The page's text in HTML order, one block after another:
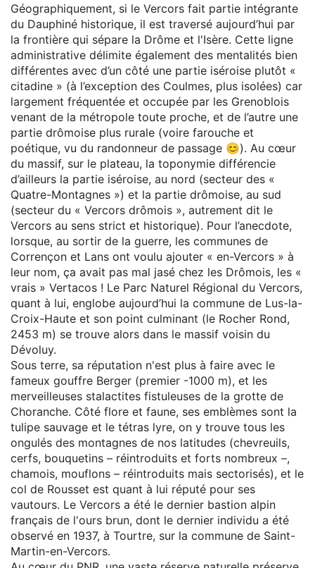
Géographiquement, si le Vercors fait partie intégrante
du Dauphiné historique, il est traversé aujourd’hui par
la frontière qui sépare la Drôme et l'Isère. Cette ligne
administrative délimite également des mentalités bien
différentes avec d’un côté une partie iséroise plutôt «
citadine » (à l’exception des Coulmes, plus isolées) car
largement fréquentée et occupée par les Grenoblois
venant de la métropole toute proche, et de l’autre une
partie drômoise plus rurale (voire farouche et
poétique, vu du randonneur de passage 😊). Au cœur
du massif, sur le plateau, la toponymie différencie
d’ailleurs la partie iséroise, au nord (secteur des «
Quatre-Montagnes ») et la partie drômoise, au sud
(secteur du « Vercors drômois », autrement dit le
Vercors au sens strict et historique). Pour l’anecdote,
lorsque, au sortir de la guerre, les communes de
Corrençon et Lans ont voulu ajouter « en-Vercors » à
leur nom, ça avait pas mal jasé chez les Drômois, les «
vrais » Vertacos ! Le Parc Naturel Régional du Vercors,
quant à lui, englobe aujourd’hui la commune de Lus-la-
Croix-Haute et son point culminant (le Rocher Rond,
2453 m) se trouve alors dans le massif voisin du
Dévoluy.
Sous terre, sa réputation n'est plus à faire avec le
fameux gouffre Berger (premier -1000 m), et les
merveilleuses stalactites fistuleuses de la grotte de
Choranche. Côté flore et faune, ses emblèmes sont la
tulipe sauvage et le tétras lyre, on y trouve tous les
ongulés des montagnes de nos latitudes (chevreuils,
cerfs, bouquetins – réintroduits et forts nombreux –,
chamois, mouflons – réintroduits mais sectorisés), et le
col de Rousset est quant à lui réputé pour ses
vautours. Le Vercors a été le dernier bastion alpin
français de l'ours brun, dont le dernier individu a été
observé en 1937, à Tourtre, sur la commune de Saint-
Martin-en-Vercors.